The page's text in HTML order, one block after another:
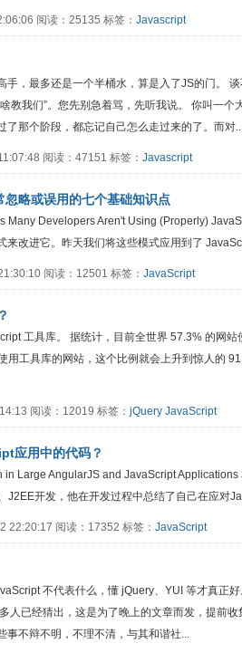
阅读：25135 标签： Javascript
手，最多还是一个半桶水，算是入了JS的门。
教我们”。您先别急着骂，先听我说。 你叫一
了那个阶段，都忘记自己怎么走过来的了。而对
阅读：47151 标签： Javascript
略或误用的七个基础知识点
Many Developers Aren't Using (Properly)
来改进它。昨天我们将这些模式应用到了
阅读：12501 标签： JavaScript
工具库。 据统计，目前全世界 57.3% 的网
用工具库的网站，这个比例就会上升到惊人的
阅读：12019 标签： jQuery JavaScript
应用中的代码？
Large AngularJS and JavaScript
J2EE开发，他在开发过程中总结了自己在应对
阅读：17352 标签： JavaScript
不代表什么，懂 jQuery、YUI 等才真正
人已经猜出，这是为了晚上的文章而发，提前
事不辩不明，不理不清，与其和谐社...